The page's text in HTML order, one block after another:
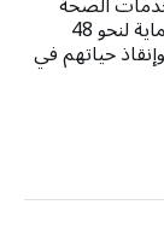
الإنجابية وغيرها من الخدمات اللازمة لتوفير الحماية لنحو 48
حياتهم في